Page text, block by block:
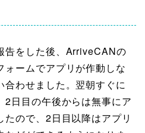
告をした後、ArriveCANの
ォームでアプリが作動しな
合わせました。翌朝すぐに
2日目の午後からは無事にア
たので、2日目以降はアプリ